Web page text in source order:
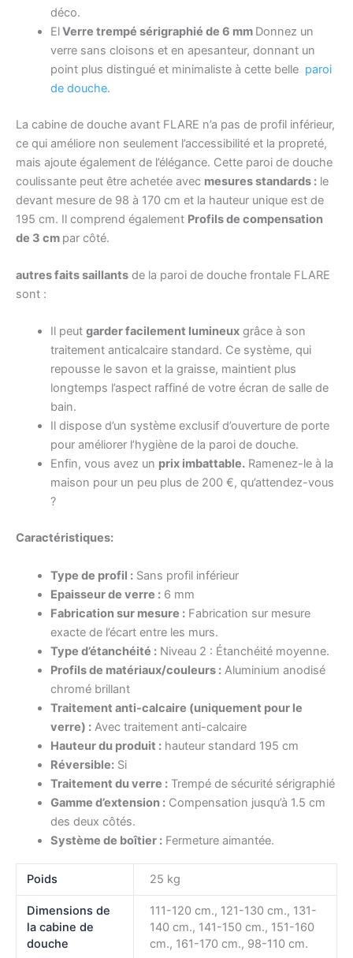
déco.
ElVerre trempé sérigraphié de 6 mm Donnez un
verre sans cloisons et en apesanteur, donnant un
point plus distingué et minimaliste à cette belle paroi
de douche.
La cabine de douche avant FLARE n’a pas de profil inférieur,
ce qui améliore non seulement l’accessibilité et la propreté,
mais ajoute également de l’élégance. Cette paroi de douche
coulissante peut être achetée avec mesures standards : le
devant mesure de 98 à 170 cm et la hauteur unique est de
195 cm. Il comprend également Profils de compensation
de 3 cm par côté.
autres faits saillants de la paroi de douche frontale FLARE
sont :
Il peut garder facilement lumineuxgrâce à son
traitement anticalcaire standard. Ce système, qui
repousse le savon et la graisse, maintient plus
longtemps l’aspect raffiné de votre écran de salle de
bain.
Il dispose d’un système exclusif d’ouverture de porte
pour améliorer l’hygiène de la paroi de douche.
Enfin, vous avez un prix imbattable.Ramenez-le à la
maison pour un peu plus de 200 €, qu’attendez-vous
?
Caractéristiques:
Type de profil :Sans profil inférieur
Epaisseur de verre :6 mm
Fabrication sur mesure :Fabrication sur mesure
exacte de l’écart entre les murs.
Type d’étanchéité :Niveau 2 : Étanchéité moyenne.
Profils de matériaux/couleurs :Aluminium anodisé
chromé brillant
Traitement anti-calcaire (uniquement pour le
verre) :Avec traitement anti-calcaire
Hauteur du produit :hauteur standard 195 cm
Réversible:Si
Traitement du verre :Trempé de sécurité sérigraphié
Gamme d’extension :Compensation jusqu’à 1.5 cm
des deux côtés.
Système de boîtier :Fermeture aimantée.
Poids 25 kg
Dimensions de
la cabine de
douche
111-120 cm., 121-130 cm., 131-
140 cm., 141-150 cm., 151-160
cm., 161-170 cm., 98-110 cm.